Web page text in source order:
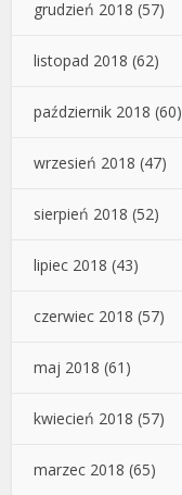
grudzień 2018 (57)
listopad 2018 (62)
październik 2018 (60)
wrzesień 2018 (47)
sierpień 2018 (52)
lipiec 2018 (43)
czerwiec 2018 (57)
maj 2018 (61)
kwiecień 2018 (57)
marzec 2018 (65)